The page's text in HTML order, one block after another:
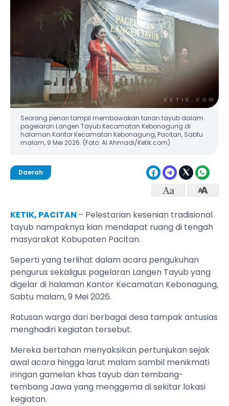
Seorang penari tampil membawakan tarian tayub dalam
pagelaran Langen Tayub Kecamatan Kebonagung di
halaman Kantor Kecamatan Kebonagung, Pacitan, Sabtu
malam, 9 Mei 2026. (Foto: Al Ahmadi/Ketik.com)
Daerah
KETIK, PACITAN – Pelestarian kesenian tradisional
tayub nampaknya kian mendapat ruang di tengah
masyarakat Kabupaten Pacitan.
Seperti yang terlihat dalam acara pengukuhan
pengurus sekaligus pagelaran Langen Tayub yang
digelar di halaman Kantor Kecamatan Kebonagung,
Sabtu malam, 9 Mei 2026.
Ratusan warga dari berbagai desa tampak antusias
menghadiri kegiatan tersebut.
Mereka bertahan menyaksikan pertunjukan sejak
awal acara hingga larut malam sambil menikmati
iringan gamelan khas tayub dan tembang-
tembang Jawa yang menggema di sekitar lokasi
kegiatan.